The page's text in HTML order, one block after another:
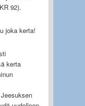
92).
joka kerta!
kerta